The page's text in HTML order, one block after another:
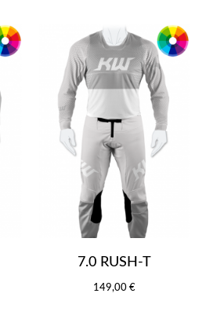
7.0 RUSH-T
149,00 €